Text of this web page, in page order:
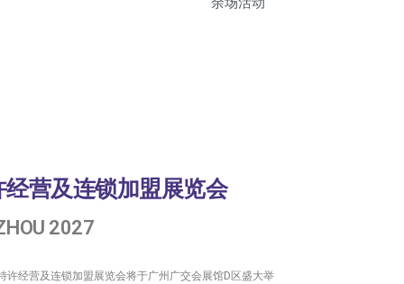
营及连锁加盟展览会
2027
经营及连锁加盟展览会将于广州广交会展馆D区盛大举